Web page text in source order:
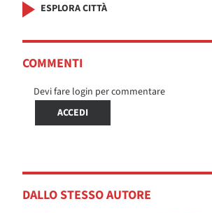
ESPLORA CITTÀ
COMMENTI
Devi fare login per commentare
ACCEDI
DALLO STESSO AUTORE